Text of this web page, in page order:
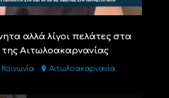
αλλά λίγοι πελάτες στα
Αιτωλοακαρνανίας
Κοινωνία Αιτωλοακαρνανία